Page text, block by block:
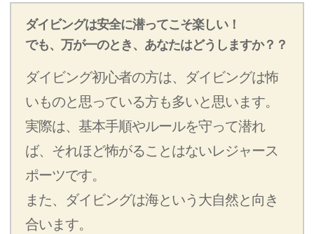
ダイビングは安全に潜ってこそ楽しい！
でも、万が一のとき、あなたはどうしますか？？
ダイビング初心者の方は、ダイビングは怖
いものと思っている方も多いと思います。
実際は、基本手順やルールを守って潜れ
ば、それほど怖がることはないレジャース
ポーツです。
また、ダイビングは海という大自然と向き
合います。